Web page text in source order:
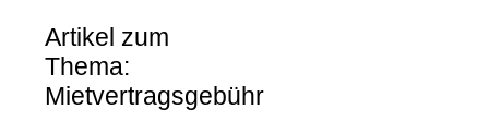
Artikel zum
Thema:
Mietvertragsgebühr